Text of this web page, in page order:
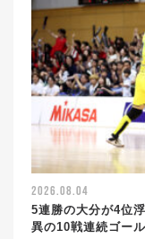
2026.08.04
5連勝の大分が4位
異の10戦連続ゴー